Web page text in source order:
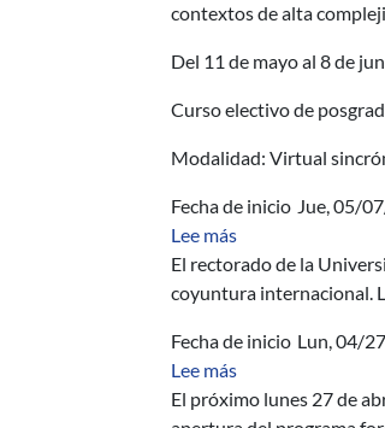
contextos de alta
Del 11 de mayo al 8 de
Curso electivo de
Modalidad: Virtual
Fecha de inicio Jue, 05/
Lee mássobre Ciclo sobre
El rectorado de la
coyuntura internacional.
Fecha de inicio Lun, 04/
Lee mássobre Acto de
El próximo lunes 27 de